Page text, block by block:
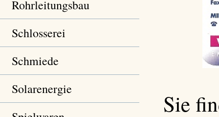
Rohrleitungsbau
Schlosserei
Schmiede
Solarenergie
Sie